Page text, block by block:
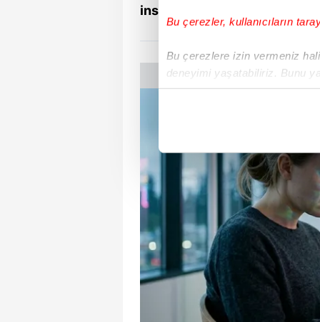
Bu çerezler, kullanıcıların
Bu çerezlere izin vermeniz
deneyimi yaşatabiliriz. Bunu
içerikleri sunabilmek adına
Sizlere daha iyi bir hizmet
çerezler vasıtasıyla çeşitli
amacıyla kullanılmaktadır.
reklam/pazarlama
Çerezlere ilişkin tercihlerinizi
butonuna tıklayabilir,Çerez
6698 sayılı Kişisel Verilerin
insan anatomisinin sınırlarını